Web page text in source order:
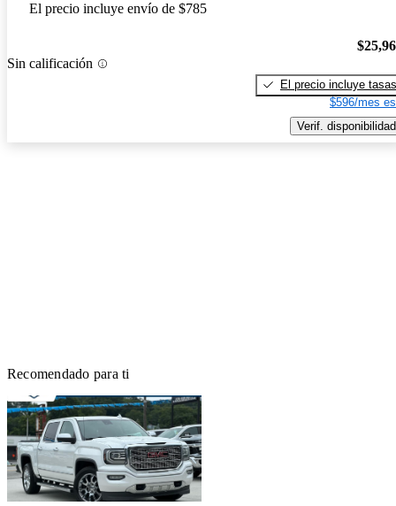
El precio incluye envío de $785
Sin calificación
El precio incluye tasas
$596/mes
Verif. disponibilidad
Recomendado para ti